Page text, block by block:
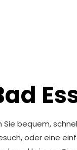
Sie bequem,
oder eine